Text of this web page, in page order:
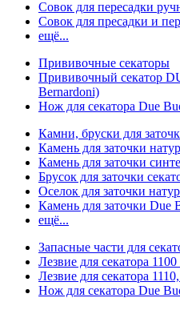
Совок для пересадки
Совок для пресадки и
ещё...
Прививочные секаторы
Прививочный секатор
Bernardoni)
Нож для секатора Due
Камни, бруски для
Камень для заточки
Камень для заточки
Брусок для заточки
Оселок для заточки
Камень для заточки Due
ещё...
Запасные части для
Лезвие для секатора
Лезвие для секатора
Нож для секатора Due